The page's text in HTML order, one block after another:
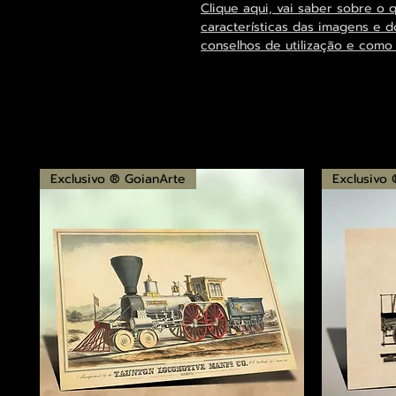
Clique aqui, vai saber sobre o
características das imagens e
conselhos de utilização e
Exclusivo ® GoianArte Exclusivo